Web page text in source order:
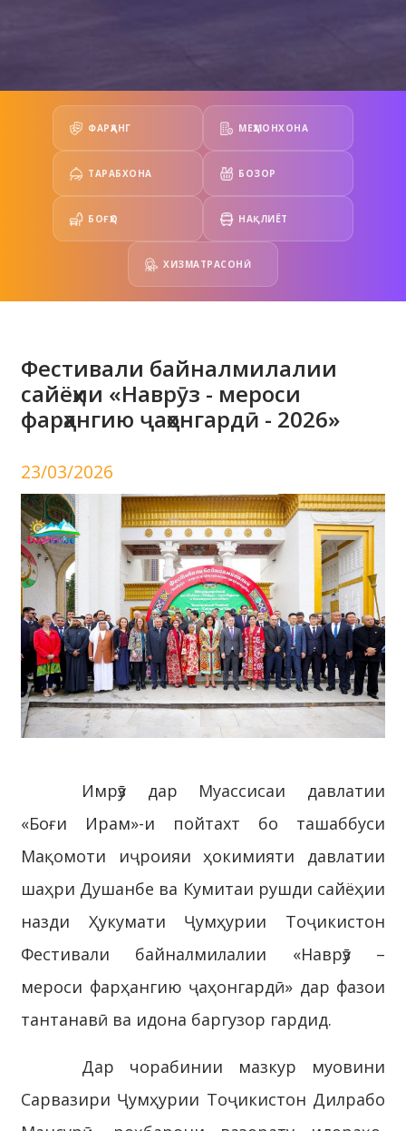
ФАРҲАНГ МЕҲМОНХОНА
ТАРАБХОНА БОЗОР
БОҒҲО НАҚЛИЁТ
ХИЗМАТРАСОНӢ
Фестивали байналмилалии
сайёҳии «Наврӯз - мероси
фарҳангию ҷаҳонгардӣ - 2026»
23/03/2026
Имрӯз дар Муассисаи давлатии
«Боғи Ирам»-и пойтахт бо ташаббуси
Мақомоти иҷроияи ҳокимияти давлатии
шаҳри Душанбе ва Кумитаи рушди сайёҳии
назди Ҳукумати Ҷумҳурии Тоҷикистон
Фестивали байналмилалии «Наврӯз –
мероси фарҳангию ҷаҳонгардӣ» дар фазои
тантанавӣ ва идона баргузор гардид.
Дар чорабинии мазкур муовини
Сарвазири Ҷумҳурии Тоҷикистон Дилрабо